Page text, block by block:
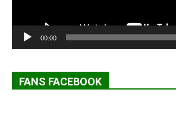
00:00
FANS FACEBOOK